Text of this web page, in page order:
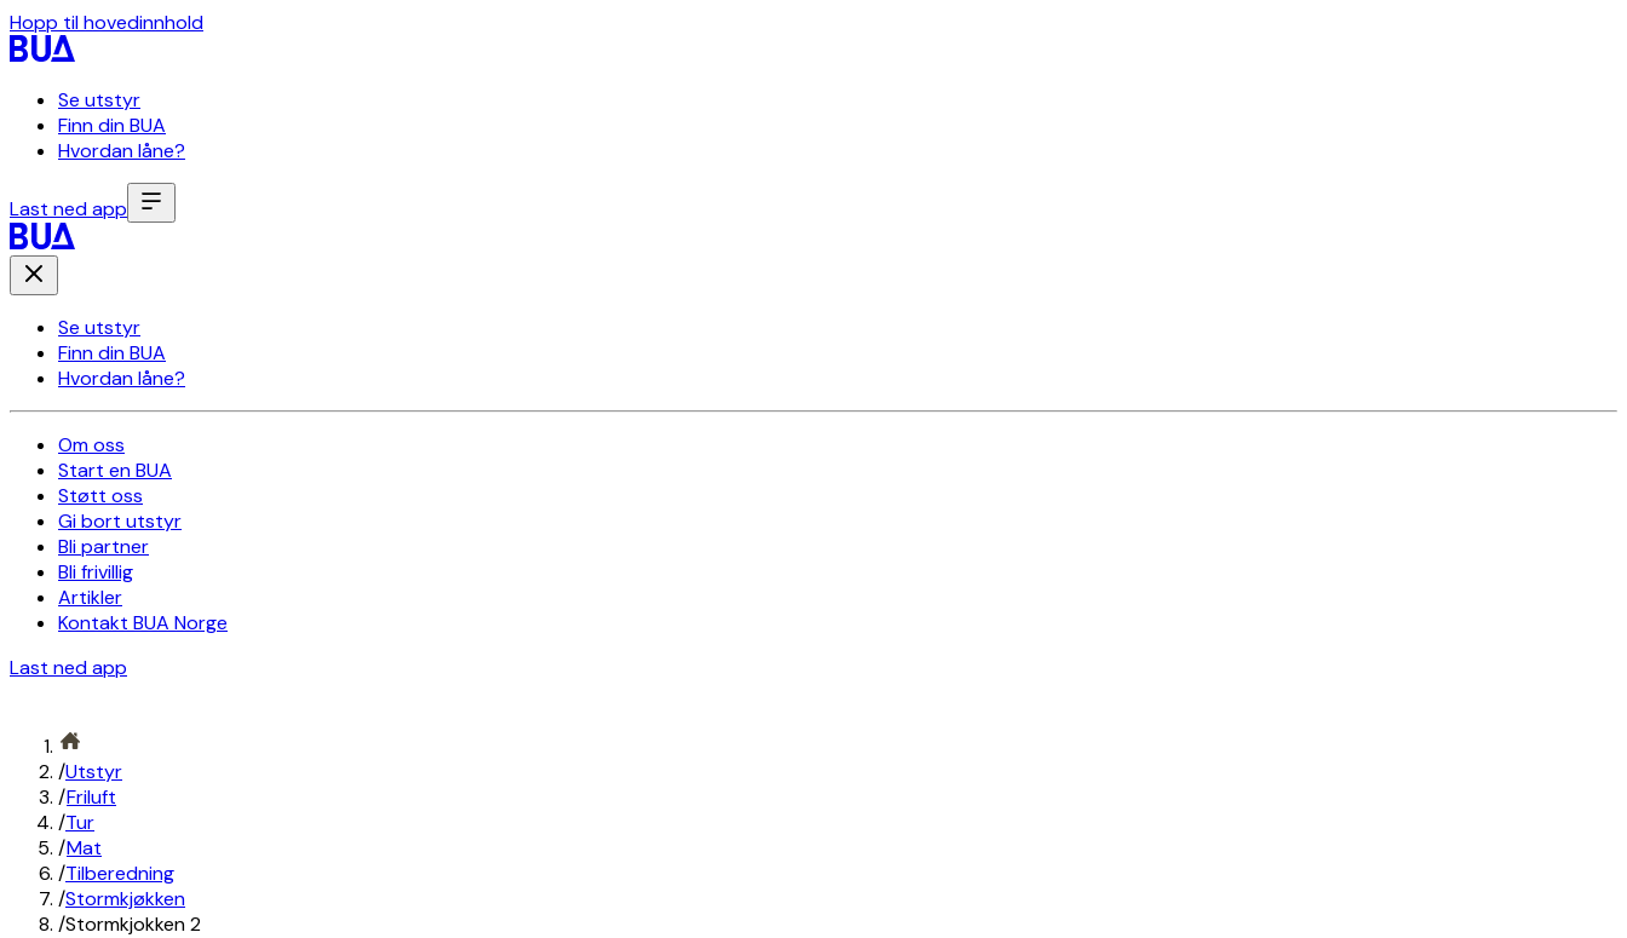
Hopp til hovedinnhold
Se utstyr
Finn din BUA
Hvordan låne?
Last ned app
Se utstyr
Finn din BUA
Hvordan låne?
Om oss
Start en BUA
Støtt oss
Gi bort utstyr
Bli partner
Bli frivillig
Artikler
Kontakt BUA Norge
Last ned app
/Utstyr
/Friluft
/Tur
/Mat
/Tilberedning
/Stormkjøkken
/Stormkjokken 2